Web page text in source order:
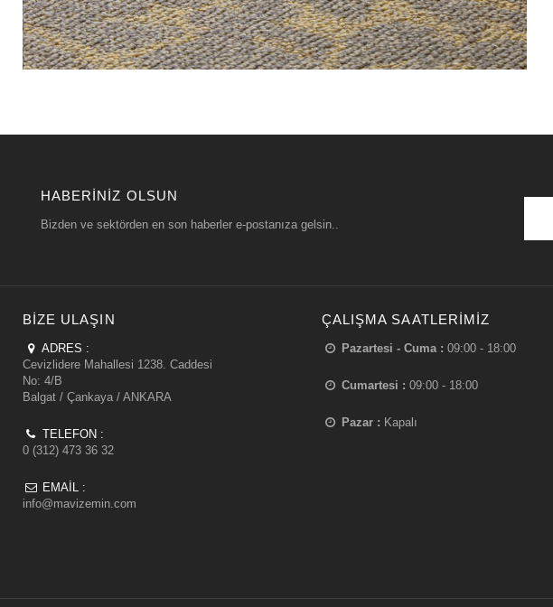
HABERINIZ OLSUN
Bizden ve sektörden en son haberler e-postanıza gelsin..
BIZE ULAŞIN
ADRES :
Cevizlidere Mahallesi 1238. Caddesi
No: 4/B
Balgat / Çankaya / ANKARA
TELEFON :
0 (312) 473 36 32
EMAIL :
info@mavizemin.com
ÇALIŞMA SAATLERIMIZ
Pazartesi - Cuma : 09:00 - 18:00
Cumartesi : 09:00 - 18:00
Pazar : Kapalı